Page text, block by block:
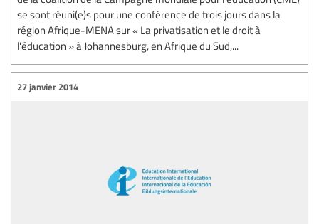
se sont réuni(e)s pour une conférence de trois jours dans la
région Afrique-MENA sur « La privatisation et le droit à
l'éducation » à Johannesburg, en Afrique du Sud,...
27 janvier 2014